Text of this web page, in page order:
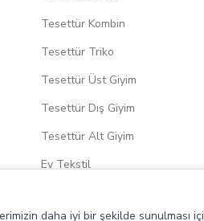
Tesettür Kombin
Tesettür Triko
Tesettür Üst Giyim
Tesettür Dış Giyim
Tesettür Alt Giyim
Ev Tekstil
daha iyi bir şekilde